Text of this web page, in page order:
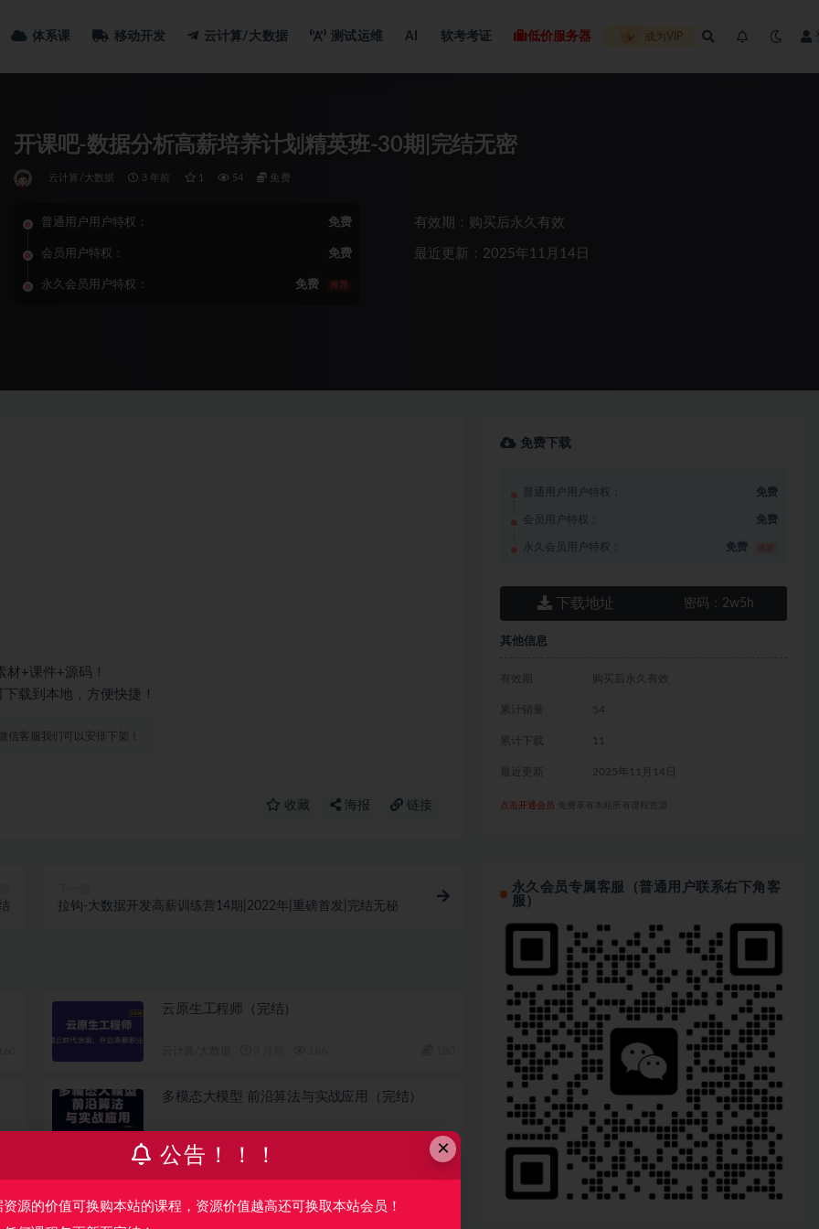
体系课 移动开发 云计算/大数据 测试运维 AI 软考考证 低价服务器 成为VIP
开课吧-数据分析高薪培养计划精英班-30期|完结无密
云计算/大数据 3 年前 1 54 免费
普通用户用户特权： 免费
会员用户特权： 免费
永久会员用户特权： 免费 推荐
有效期：购买后永久有效
最近更新：2025年11月14日
+课件+源码！
载到本地，方便快捷！
客服我们可以安排下架！
收藏 海报 链接
拉钩-大数据开发高薪训练营14期|2022年|重磅首发|完结无秘
云原生工程师（完结）
多模态大模型 前沿算法与实战应用（完结）
89
免费下载
普通用户用户特权： 免费
会员用户特权： 免费
永久会员用户特权： 免费
下载地址 密码： 2w5h
其他信息
有效期 购买后永久有效
累计销量 54
累计下载 11
最近更新 2025年11月14日
点击开通会员 免费享有本站所有课程资源
永久会员专属客服（普通用户联系右下角客
服）
×
公告！！！
资源的价值可换购本站的课程，资源价值越高还可换取本站会员！